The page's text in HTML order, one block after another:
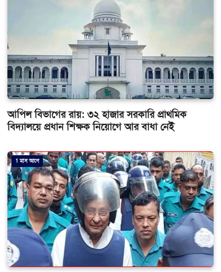
আপিল বিভাগের রায়: ৩২ হাজার সরকারি প্রাথমিক
বিদ্যালয়ে প্রধান শিক্ষক নিয়োগে আর বাধা নেই
1 মাস আগে